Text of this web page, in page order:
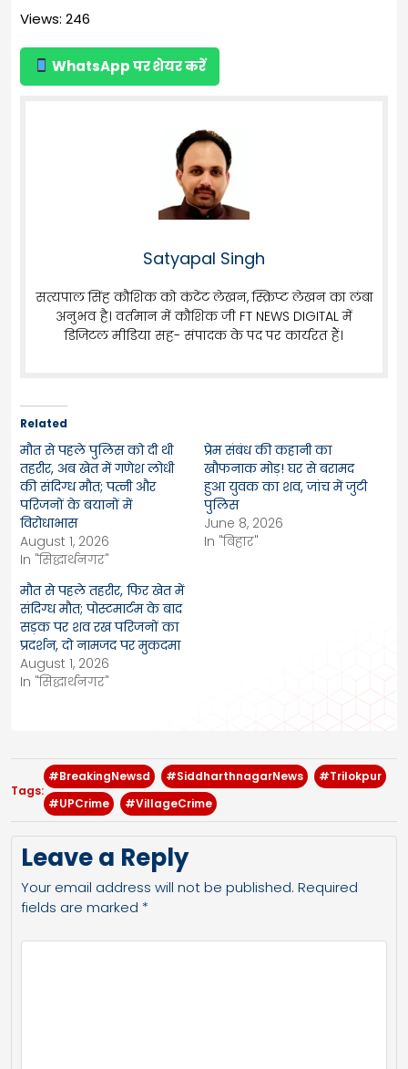
Views: 246
WhatsApp पर शेयर करें
Satyapal Singh
सत्यपाल सिंह कौशिक को कंटेंट लेखन, स्क्रिप्ट लेखन का लंबा
अनुभव है। वर्तमान में कौशिक जी FT NEWS DIGITAL में
डिजिटल मीडिया सह- संपादक के पद पर कार्यरत हैं।
Related
मौत से पहले पुलिस को दी थी
तहरीर, अब खेत में गणेश लोधी
की संदिग्ध मौत; पत्नी और
परिजनों के बयानों में
विरोधाभास
August 1, 2026
In "सिद्धार्थनगर"
प्रेम संबंध की कहानी का
खौफनाक मोड़! घर से बरामद
हुआ युवक का शव, जांच में जुटी
पुलिस
June 8, 2026
In "बिहार"
मौत से पहले तहरीर, फिर खेत में
संदिग्ध मौत; पोस्टमार्टम के बाद
सड़क पर शव रख परिजनों का
प्रदर्शन, दो नामजद पर मुकदमा
August 1, 2026
In "सिद्धार्थनगर"
Tags:
#BreakingNewsd #SiddharthnagarNews
#Trilokpur
#UPCrime
#VillageCrime
Leave a Reply
Your email address will not be published. Required
fields are marked *